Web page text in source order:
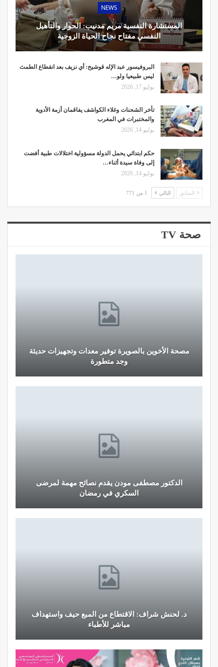
NEWS
المستشارة النفسية مريم مدنيب: الحوار والتأهيل
النفسي مفتاح نجاح الحياة الزوجية
البروفيسور عبد الإله قوشيح: أي نزيف بعد انقطاع الطمث
ليس طبيعيا ولو…
يوليو 17, 2026
تأخر الشحنات وغلاء الكواشف يفاقمان أزمة الأدوية
والمختبرات في المغرب
يوليو 14, 2026
حكم ابتدائي يحمل الدولة مسؤولية اختلالات طبية أفضت
إلى وفاة سيدة أثناء…
يوليو 14, 2026
السابق التالي 1 من 771
صحة TV
مصحة الأخوين بالصويرة توفير معدات وتجهيزات حديثة
وجد متطورة
الدكتور مصطفى مودن يقدم نصائح مهمة لمرضى
السكري في رمضان
د. لحنش شراف: الاقتطاع من المبع حيف واستهداف
مباشر للأطباء